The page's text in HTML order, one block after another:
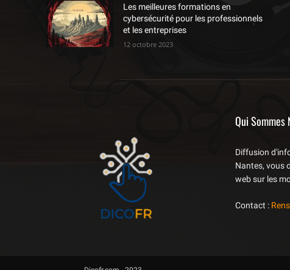
Les meilleures formations en
cybersécurité pour les professionnels
et les entreprises
12 octobre 2023
Qui Sommes
Diffusion
Nantes, vous
web sur les
Contact :